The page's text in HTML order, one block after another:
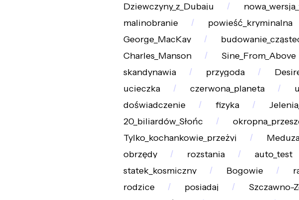
Dziewczyny_z_Dubaju
malinobranie
powieść_kryminalna
George_MacKay
Charles_Manson
Sine_From_Above
skandynawia
przygoda
ucieczka
czerwona_planeta
doświadczenie
fizyka
20_biliardów_Słońc
Tylko_kochankowie_przeżyj
obrzędy
rozstania auto_test
statek_kosmiczny
Bogowie
rodzice
posiadaj Szczawno-